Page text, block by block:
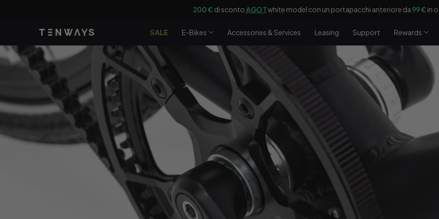
200 € di scontoAGO Twhite model con un portapacchi anteriore da99 € in
SALE E-Bikes Accessories & Services Leasing Support Rewards